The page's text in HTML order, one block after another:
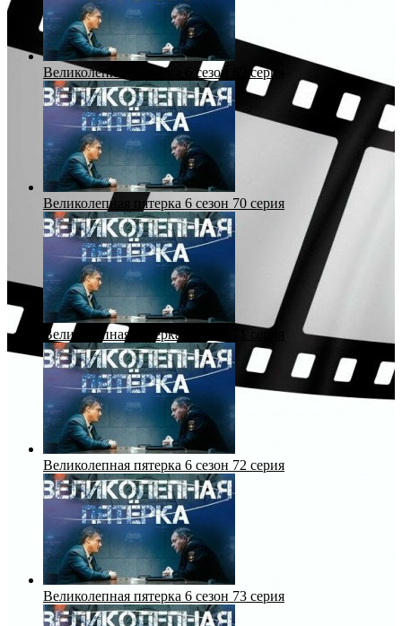
Великолепная пятерка 6 сезон 69 серия
Великолепная пятерка 6 сезон 70 серия
Великолепная пятерка 6 сезон 71 серия
Великолепная пятерка 6 сезон 72 серия
Великолепная пятерка 6 сезон 73 серия